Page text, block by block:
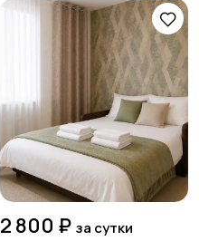
2 800 ₽ за сутки